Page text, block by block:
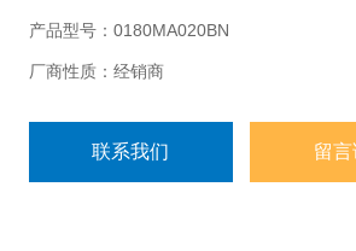
产品型号：0180MA020BN
厂商性质：经销商
联系我们 留